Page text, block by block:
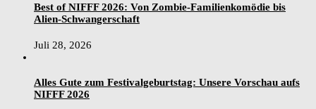
Best of NIFFF 2026: Von Zombie-Familienkomödie bis
Alien-Schwangerschaft
Juli 28, 2026
Alles Gute zum Festivalgeburtstag: Unsere Vorschau aufs
NIFFF 2026